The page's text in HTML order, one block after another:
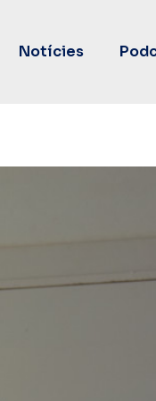
Notícies